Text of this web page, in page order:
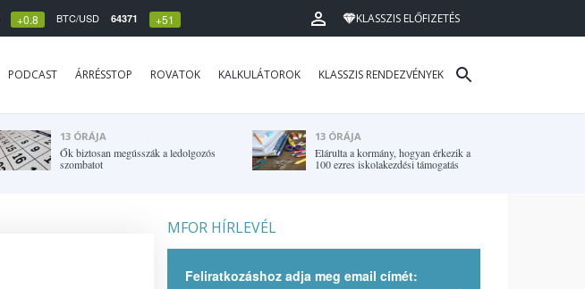
+0.8 BTC/USD 64371 +51 KLASSZIS ELŐFIZETÉS
PODCAST ÁRRÉSSTOP ROVATOK KALKULÁTOROK KLASSZIS RENDEZVÉNYEK
13 ÓRÁJA
Ők biztosan megússzák a ledolgozós
szombatot
13 ÓRÁJA
Elárulta a kormány, hogyan érkezik a
100 ezres iskolakezdési támogatás
MFOR HÍRLEVÉL
Feliratkozáshoz adja meg email címét: